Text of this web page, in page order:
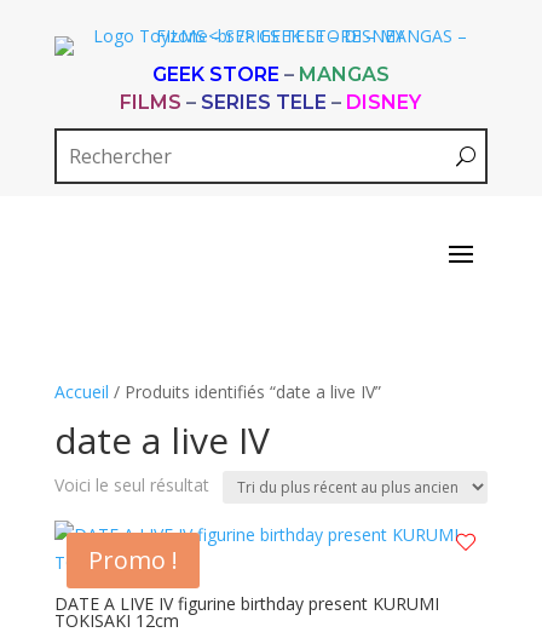
GEEK STORE – MANGAS
FILMS – SERIES TELE – DISNEY
Accueil / Produits identifiés “date a live IV”
date a live IV
Voici le seul résultat
Promo !
DATE A LIVE IV figurine birthday present KURUMI
TOKISAKI 12cm